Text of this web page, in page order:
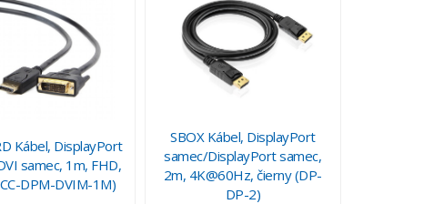
Kábel, DisplayPort
samec, 1m, FHD,
DPM-DVIM-1M)
SBOX Kábel, DisplayPort
samec/DisplayPort samec,
2m, 4K@60Hz, čierny (DP-
DP-2)